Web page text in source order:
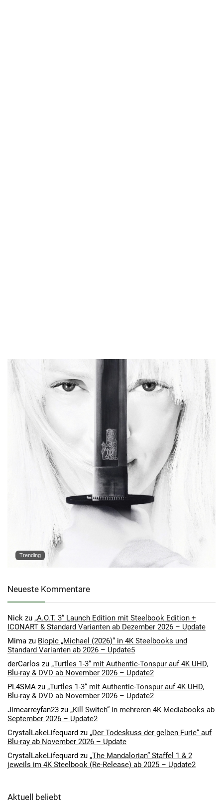
Trending
Neueste Kommentare
Nick zu „A.O.T. 3“ Launch Edition mit Steelbook Edition +
ICONART & Standard Varianten ab Dezember 2026 – Update
Mima zu Biopic „Michael (2026)“ in 4K Steelbooks und
Standard Varianten ab 2026 – Update5
derCarlos zu „Turtles 1-3“ mit Authentic-Tonspur auf 4K UHD,
Blu-ray & DVD ab November 2026 – Update2
PL4SMA zu „Turtles 1-3“ mit Authentic-Tonspur auf 4K UHD,
Blu-ray & DVD ab November 2026 – Update2
Jimcarreyfan23 zu „Kill Switch“ in mehreren 4K Mediabooks ab
September 2026 – Update2
CrystalLakeLifequard zu „Der Todeskuss der gelben Furie“ auf
Blu-ray ab November 2026 – Update
CrystalLakeLifequard zu „The Mandalorian“ Staffel 1 & 2
jeweils im 4K Steelbook (Re-Release) ab 2025 – Update2
Aktuell beliebt